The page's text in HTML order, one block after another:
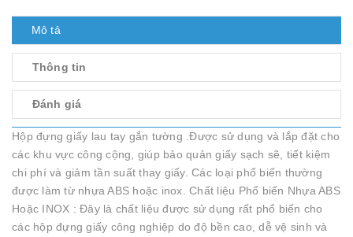
Mô tả
Thông tin
Đánh giá
Hộp đựng giấy lau tay gắn tường .Được sử dụng và lắp đặt cho
các khu vực công cộng, giúp bảo quản giấy sạch sẽ, tiết kiệm
chi phí và giảm tần suất thay giấy. Các loại phổ biến thường
được làm từ nhựa ABS hoặc inox. Chất liệu Phổ biến Nhựa ABS
Hoặc INOX : Đây là chất liệu được sử dụng rất phổ biến cho
các hộp đựng giấy công nghiệp do độ bền cao, dễ vệ sinh và